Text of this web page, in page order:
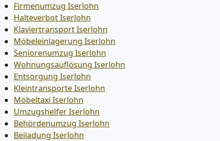
Firmenumzug Iserlohn
Halteverbot Iserlohn
Klaviertransport Iserlohn
Möbeleinlagerung Iserlohn
Seniorenumzug Iserlohn
Wohnungsauflösung Iserlohn
Entsorgung Iserlohn
Kleintransporte Iserlohn
Möbeltaxi Iserlohn
Umzugshelfer Iserlohn
Behördenumzug Iserlohn
Beiladung Iserlohn